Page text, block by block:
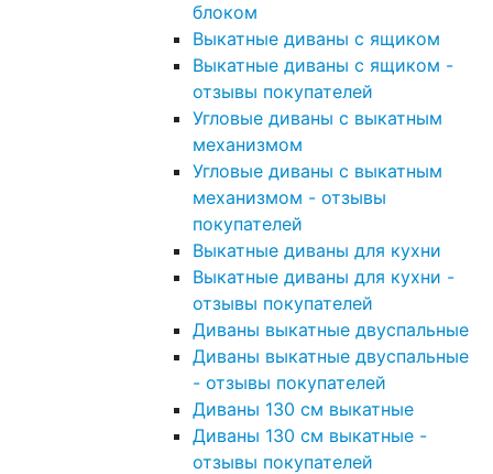
блоком
Выкатные диваны с ящиком
Выкатные диваны с ящиком -
отзывы покупателей
Угловые диваны с выкатным
механизмом
Угловые диваны с выкатным
механизмом - отзывы
покупателей
Выкатные диваны для кухни
Выкатные диваны для кухни -
отзывы покупателей
Диваны выкатные двуспальные
Диваны выкатные двуспальные
- отзывы покупателей
Диваны 130 см выкатные
Диваны 130 см выкатные -
отзывы покупателей